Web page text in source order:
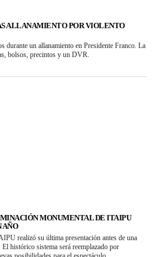
ALLANAMIENTO POR VIOLENTO
durante un allanamiento en Presidente Franco. La
bolsos, precintos y un DVR.
MONUMENTAL DE ITAIPU
AÑO
realizó su última presentación antes de una
histórico sistema será reemplazado por